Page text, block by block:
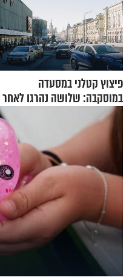
פיצוץ קטלני במסעדה
במוסקבה: שלושה נהרגו לאחר
שמטען שנשאה אישה התפוצץ